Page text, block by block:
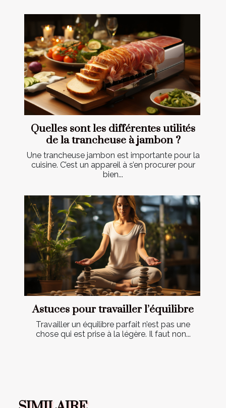
Quelles sont les différentes utilités
de la trancheuse à jambon ?
Une trancheuse jambon est importante pour la
cuisine. C’est un appareil à s’en procurer pour
bien...
Astuces pour travailler l’équilibre
Travailler un équilibre parfait n’est pas une
chose qui est prise à la légère. Il faut non...